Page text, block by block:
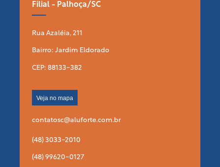
Filial - Palhoça/SC
Rua Azaléia, 211
Bairro: Jardim Eldorado
CEP: 88133-382
Veja no mapa
contatosc@aluforte.com.br
(48) 3033-2010
(48) 99620-0127